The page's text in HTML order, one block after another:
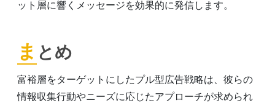
ット層に響くメッセージを効果的に発信します。
まとめ
富裕層をターゲットにしたプル型広告戦略は、彼らの
情報収集行動やニーズに応じたアプローチが求められ